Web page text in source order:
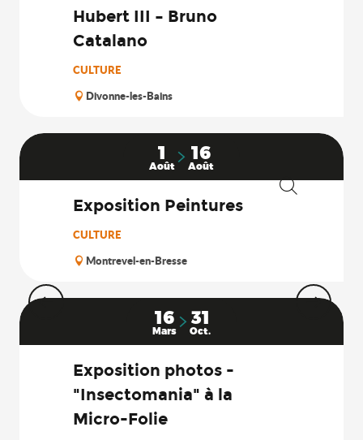
Hubert III – Bruno
Catalano
CULTURE
Divonne-les-Bains
1
Août
16
Août
Exposition Peintures
CULTURE
Montrevel-en-Bresse
16
Mars
31
Oct.
Exposition photos -
"Insectomania" à la
Micro-Folie